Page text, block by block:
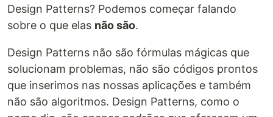
Design Patterns? Podemos começar falando
sobre o que elas não são.
Design Patterns não são fórmulas mágicas que
solucionam problemas, não são códigos prontos
que inserimos nas nossas aplicações e também
não são algoritmos. Design Patterns, como o